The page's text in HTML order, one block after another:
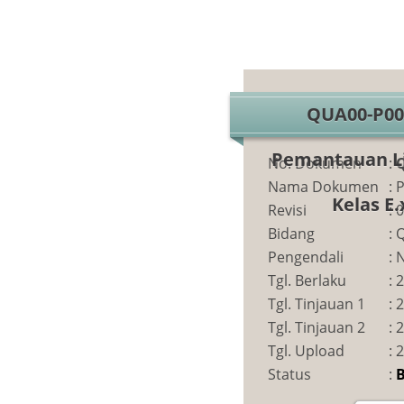
QUA00-
Pemantauan
Kelas
No. Dokumen :
Nama Dokumen :
Revisi
:
Bidang
:
Pengendali
:
Tgl. Berlaku
:
Tgl. Tinjauan 1
:
Tgl. Tinjauan 2
:
Tgl. Upload
:
Status
: